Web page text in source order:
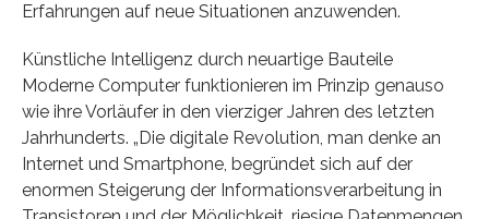
Erfahrungen auf neue Situationen anzuwenden.
Künstliche Intelligenz durch neuartige Bauteile
Moderne Computer funktionieren im Prinzip genauso
wie ihre Vorläufer in den vierziger Jahren des letzten
Jahrhunderts. „Die digitale Revolution, man denke an
Internet und Smartphone, begründet sich auf der
enormen Steigerung der Informationsverarbeitung in